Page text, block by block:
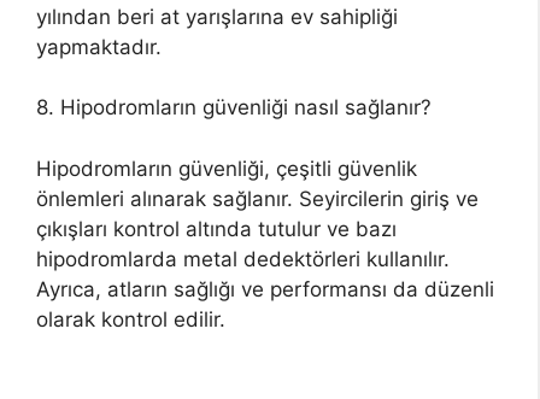
yılından beri at yarışlarına ev sahipliği
yapmaktadır.
8. Hipodromların güvenliği nasıl sağlanır?
Hipodromların güvenliği, çeşitli güvenlik
önlemleri alınarak sağlanır. Seyircilerin giriş ve
çıkışları kontrol altında tutulur ve bazı
hipodromlarda metal dedektörleri kullanılır.
Ayrıca, atların sağlığı ve performansı da düzenli
olarak kontrol edilir.